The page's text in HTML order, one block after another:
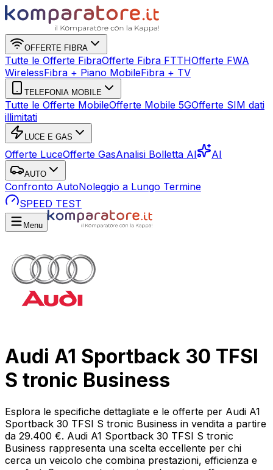
OFFERTE FIBRA
Tutte le Offerte FibraOfferte Fibra FTTHOfferte FWA
WirelessFibra + Piano MobileFibra + TV
TELEFONIA MOBILE
Tutte le Offerte MobileOfferte Mobile 5GOfferte SIM dati
illimitati
LUCE E GAS
Offerte LuceOfferte GasAnalisi Bolletta AI AI
AUTO
Confronto AutoNoleggio a Lungo Termine
SPEED TEST
Menu
Audi A1 Sportback 30 TFSI
S tronic Business
Esplora le specifiche dettagliate e le offerte per Audi A1
Sportback 30 TFSI S tronic Business in vendita a partire
da 29.400 €. Audi A1 Sportback 30 TFSI S tronic
Business rappresenta una scelta eccellente per chi
cerca un veicolo che combina prestazioni, efficienza e